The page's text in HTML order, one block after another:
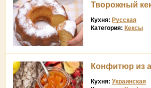
Творожный
Кухня: Русская
Категория: Кексы
Конфитюр из
Кухня: Украинская